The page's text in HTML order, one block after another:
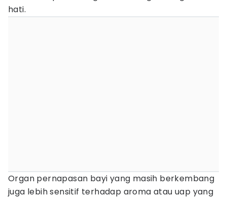
hati.
Organ pernapasan bayi yang masih berkembang
juga lebih sensitif terhadap aroma atau uap yang